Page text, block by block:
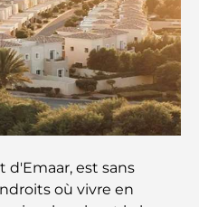
indiens de Dubaï : un
de Palm Jumeirah : une
du luxe et des
options
d'Emaar, est sans
où vivre en